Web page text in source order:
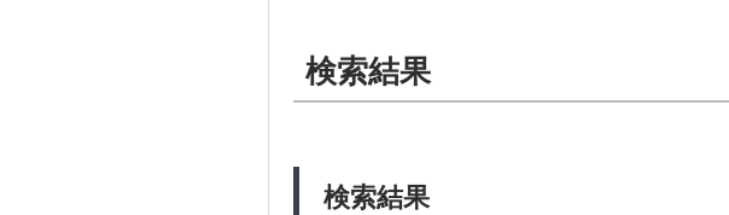
検索結果
検索結果